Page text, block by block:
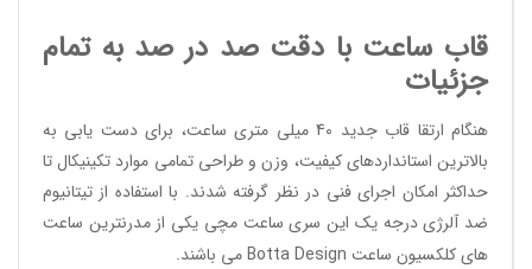
قاب ساعت با دقت صد در صد به تمام
جزئیات
هنگام ارتقا قاب جدید 40 میلی متری ساعت، برای دست یابی به
بالاترین استانداردهای کیفیت، وزن و طراحی تمامی موارد تکینیکال تا
حداکثر امکان اجرای فنی در نظر گرفته شدند. با استفاده از تیتانیوم
ضد آلرژی درجه یک این سری ساعت مچی یکی از مدرنترین ساعت
های کلکسیون ساعت Botta Designمی باشند.